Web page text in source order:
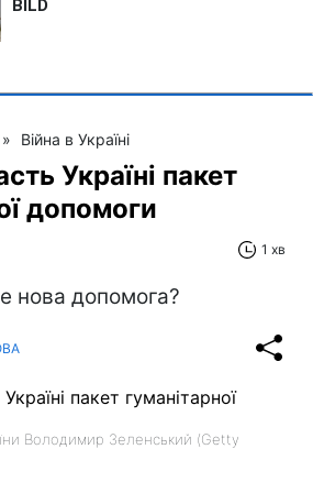
» Війна в Україні
Україні пакет
допомоги
1 хв
нова допомога?
Володимир Зеленський (Getty